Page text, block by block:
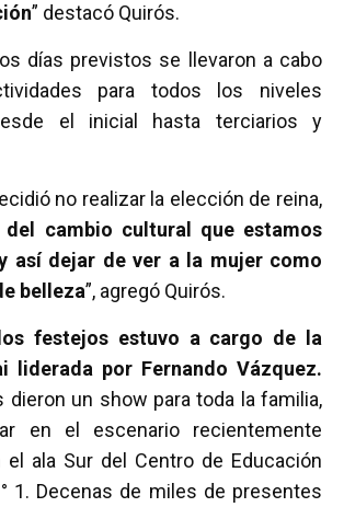
” destacó Quirós.
días previstos se llevaron a cabo
para todos los niveles
el inicial hasta terciarios y
no realizar la elección de reina,
cambio cultural que estamos
así dejar de ver a la mujer como
belleza”, agregó Quirós.
festejos estuvo a cargo de la
liderada por Fernando Vázquez.
dieron un show para toda la familia,
en el escenario recientemente
el ala Sur del Centro de Educación
1. Decenas de miles de presentes